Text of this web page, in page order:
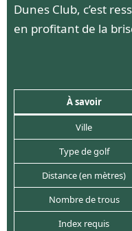
Dunes Club, c’est
en profitant de la
À savoir
Ville
Type de golf
Distance (en mètres)
Nombre de trous
Index requis